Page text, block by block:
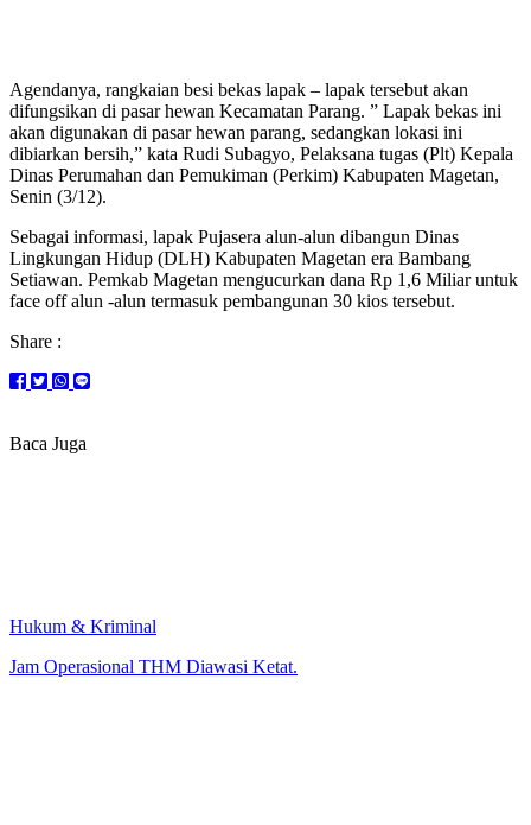
Agendanya, rangkaian besi bekas lapak – lapak tersebut akan
difungsikan di pasar hewan Kecamatan Parang. ” Lapak bekas ini
akan digunakan di pasar hewan parang, sedangkan lokasi ini
dibiarkan bersih,” kata Rudi Subagyo, Pelaksana tugas (Plt) Kepala
Dinas Perumahan dan Pemukiman (Perkim) Kabupaten Magetan,
Senin (3/12).
Sebagai informasi, lapak Pujasera alun-alun dibangun Dinas
Lingkungan Hidup (DLH) Kabupaten Magetan era Bambang
Setiawan. Pemkab Magetan mengucurkan dana Rp 1,6 Miliar untuk
face off alun -alun termasuk pembangunan 30 kios tersebut.
Share :
Baca Juga
Hukum & Kriminal
Jam Operasional THM Diawasi Ketat.